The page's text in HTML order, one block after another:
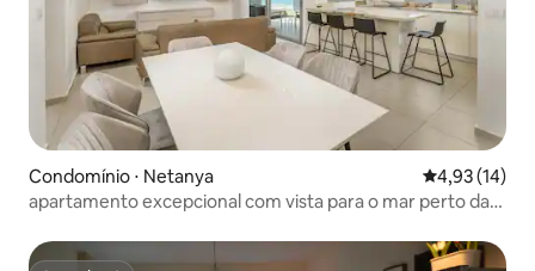
Condomínio ⋅ Netanya 4,93 de uma
4,93 (14)
apartamento excepcional com vista para o mar perto da